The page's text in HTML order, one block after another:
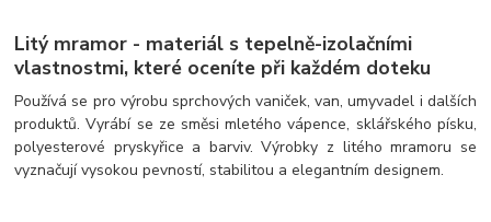
Litý mramor - materiál s tepelně-izolačními
vlastnostmi, které oceníte při každém doteku
Používá se pro výrobu sprchových vaniček, van, umyvadel i dalších
produktů. Vyrábí se ze směsi mletého vápence, sklářského písku,
polyesterové pryskyřice a barviv. Výrobky z litého mramoru se
vyznačují vysokou pevností, stabilitou a elegantním designem.